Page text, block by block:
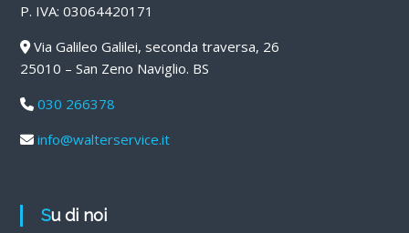
P. IVA: 03064420171
Via Galileo Galilei, seconda traversa, 26
25010 – San Zeno Naviglio. BS
030 266378
info@walterservice.it
Su di noi